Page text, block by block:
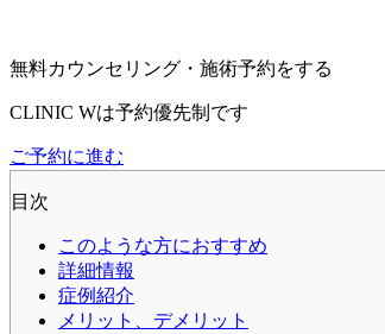
無料カウンセリング・施術予約をする
CLINIC Wは予約優先制です
ご予約に進む
目次
このような方におすすめ
詳細情報
症例紹介
メリット、デメリット